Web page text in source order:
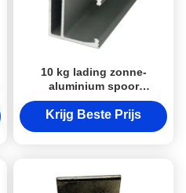
10 kg lading zonne-
aluminium spoor
fotovoltaïsche
zonnepaneel spoor kit
Krijg Beste Prijs